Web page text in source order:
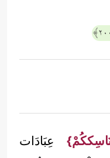
عِبَادَات